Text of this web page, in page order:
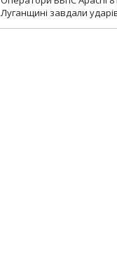
Луганщині завдали